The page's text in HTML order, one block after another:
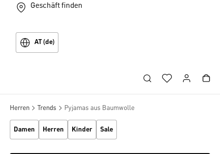
Geschäft finden
AT (de)
Herren Trends Pyjamas aus Baumwolle
Damen Herren Kinder Sale